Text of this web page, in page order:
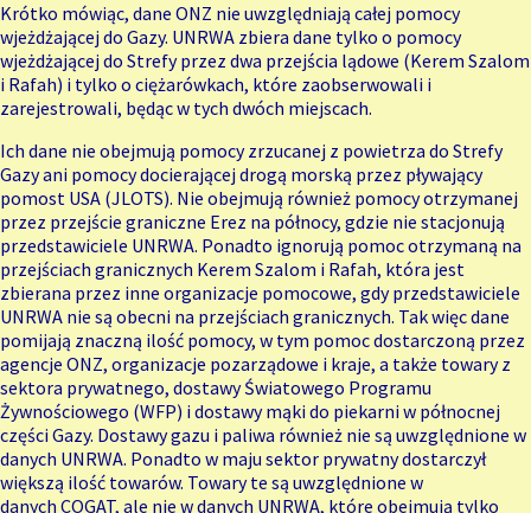
Krótko mówiąc, dane ONZ nie uwzględniają całej pomocy
wjeżdżającej do Gazy. UNRWA zbiera dane tylko o pomocy
wjeżdżającej do Strefy przez dwa przejścia lądowe (Kerem Szalom
i Rafah) i tylko o ciężarówkach, które zaobserwowali i
zarejestrowali, będąc w tych dwóch miejscach.
Ich dane nie obejmują pomocy zrzucanej z powietrza do Strefy
Gazy ani pomocy docierającej drogą morską przez pływający
pomost USA (JLOTS). Nie obejmują również pomocy otrzymanej
przez przejście graniczne Erez na północy, gdzie nie stacjonują
przedstawiciele UNRWA. Ponadto ignorują pomoc otrzymaną na
przejściach granicznych Kerem Szalom i Rafah, która jest
zbierana przez inne organizacje pomocowe, gdy przedstawiciele
UNRWA nie są obecni na przejściach granicznych. Tak więc dane
pomijają znaczną ilość pomocy, w tym pomoc dostarczoną przez
agencje ONZ, organizacje pozarządowe i kraje, a także towary z
sektora prywatnego, dostawy Światowego Programu
Żywnościowego (WFP) i dostawy mąki do piekarni w północnej
części Gazy. Dostawy gazu i paliwa również nie są uwzględnione w
danych UNRWA. Ponadto w maju sektor prywatny dostarczył
większą ilość towarów. Towary te są uwzględnione w
danych COGAT, ale nie w danych UNRWA, które obejmują tylko